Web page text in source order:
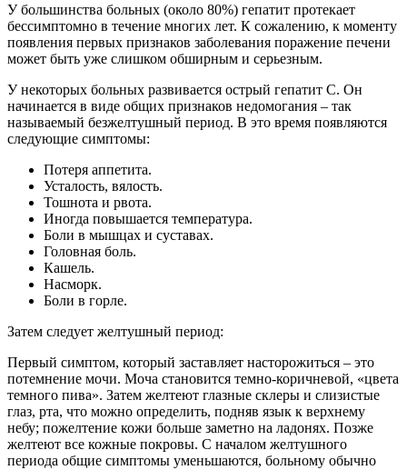
У большинства больных (около 80%) гепатит протекает
бессимптомно в течение многих лет. К сожалению, к моменту
появления первых признаков заболевания поражение печени
может быть уже слишком обширным и серьезным.
У некоторых больных развивается острый гепатит С. Он
начинается в виде общих признаков недомогания – так
называемый безжелтушный период. В это время появляются
следующие симптомы:
Потеря аппетита.
Усталость, вялость.
Тошнота и рвота.
Иногда повышается температура.
Боли в мышцах и суставах.
Головная боль.
Кашель.
Насморк.
Боли в горле.
Затем следует желтушный период:
Первый симптом, который заставляет насторожиться – это
потемнение мочи. Моча становится темно-коричневой, «цвета
темного пива». Затем желтеют глазные склеры и слизистые
глаз, рта, что можно определить, подняв язык к верхнему
небу; пожелтение кожи больше заметно на ладонях. Позже
желтеют все кожные покровы. С началом желтушного
периода общие симптомы уменьшаются, больному обычно